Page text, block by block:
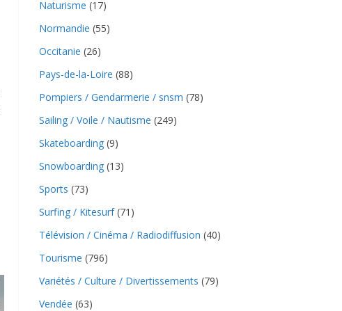
Naturisme (17)
Normandie (55)
Occitanie (26)
Pays-de-la-Loire (88)
Pompiers / Gendarmerie / snsm (78)
Sailing / Voile / Nautisme (249)
Skateboarding (9)
Snowboarding (13)
Sports (73)
Surfing / Kitesurf(71)
Télévision / Cinéma / Radiodiffusion (40)
Tourisme (796)
Variétés / Culture / Divertissements (79)
Vendée (63)